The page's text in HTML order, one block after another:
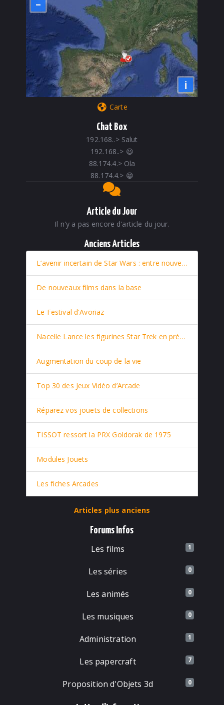
–
i
Carte
Chat Box
192.168..> Salut
192.168..> 😃
88.174.4.> Ola
88.174.4.> 😁
Article du Jour
Il n'y a pas encore d'article du jour.
Anciens Articles
L’avenir incertain de Star Wars : entre nouveaux films et retour stratégique de Rey
De nouveaux films dans la base
Le Festival d'Avoriaz
Nacelle Lance les figurines Star Trek en prévente
Augmentation du coup de la vie
Top 30 des Jeux Vidéo d’Arcade
Réparez vos jouets de collections
TISSOT ressort la PRX Goldorak de 1975
Modules Jouets
Les fiches Arcades
Articles plus anciens
Forums Infos
Les films 1
Les séries 0
Les animés 0
Les musiques 0
Administration 1
Les papercraft 7
Proposition d'Objets 3d 0